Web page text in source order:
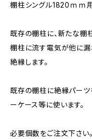
棚柱シングル1820ｍｍ
既存の棚柱に、新たな棚
棚柱に流す電気が他に
絶縁します。
既存の棚柱に絶縁パーツ
ーケース等に使います。
必要個数をご注文下さい。